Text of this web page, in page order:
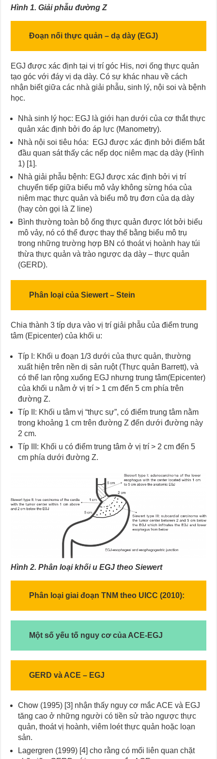
Hình 1.Giải phẫu đường Z
Đoạn nối thực quản – dạ dày (EGJ)
EGJ được xác định tại vị trí góc His, nơi ống thực quản
tạo góc với đáy vị dạ dày. Có sự khác nhau về cách
nhận biết giữa các nhà giải phẫu, sinh lý, nội soi và bệnh
học.
Nhà sinh lý học: EGJ là giới hạn dưới của cơ thắt thực
quản xác định bởi đo áp lực (Manometry).
Nhà nội soi tiêu hóa: EGJ được xác định bởi điểm bắt
đầu quan sát thấy các nếp dọc niêm mạc dạ dày (Hình
1) [1].
Nhà giải phẫu bệnh: EGJ được xác định bởi vị trí
chuyển tiếp giữa biểu mô vảy không sừng hóa của
niêm mạc thực quản và biểu mô trụ đơn của dạ dày
(hay còn gọi là Z line)
Bình thường toàn bộ ống thực quản được lót bởi biểu
mô vảy, nó có thể được thay thế bằng biểu mô trụ
trong những trường hợp BN có thoát vị hoành hay túi
thừa thực quản và trào ngược dạ dày – thực quản
(GERD).
Phân loại của Siewert – Stein
Chia thành 3 típ dựa vào vị trí giải phẫu của điểm trung
tâm (Epicenter) của khối u:
Típ I: Khối u đoạn 1/3 dưới của thực quản, thường
xuất hiện trên nền dị sản ruột (Thực quản Barrett), và
có thể lan rộng xuống EGJ nhưng trung tâm(Epicenter)
của khối u nằm ở vị trí > 1 cm đến 5 cm phía trên
đường Z.
Típ II: Khối u tâm vị “thực sự”, có điểm trung tâm nằm
trong khoảng 1 cm trên đường Z đến dưới đường này
2 cm.
Típ III: Khối u có điểm trung tâm ở vị trí > 2 cm đến 5
cm phía dưới đường Z.
Hình 2. Phân loại khối u EGJ theo Siewert
Phân loại giai đoạn TNM theo UICC (2010):
Một số yếu tố nguy cơ của ACE-EGJ
GERD và ACE – EGJ
Chow (1995) [3] nhận thấy nguy cơ mắc ACE và EGJ
tăng cao ở những người có tiền sử trào ngược thực
quản, thoát vị hoành, viêm loét thực quản hoặc loạn
sản.
Lagergren (1999) [4] cho rằng có mối liên quan chặt